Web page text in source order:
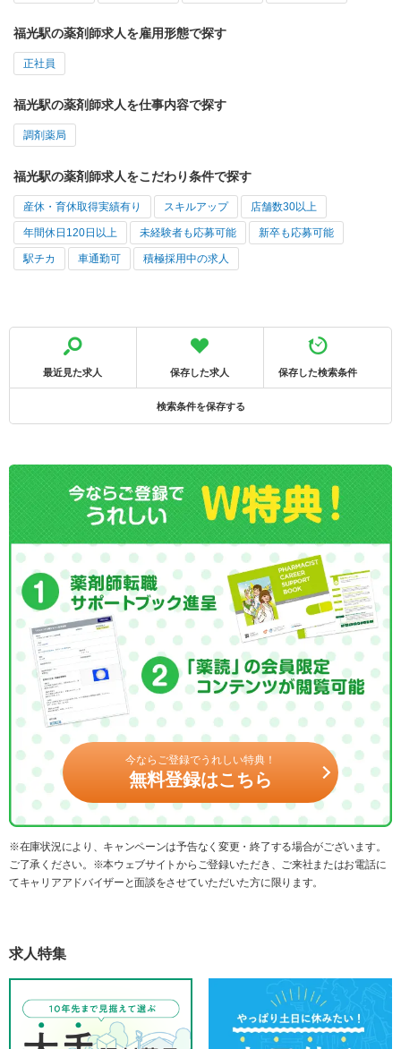
福光駅の薬剤師求人を雇用形態で探す
正社員
福光駅の薬剤師求人を仕事内容で探す
調剤薬局
福光駅の薬剤師求人をこだわり条件で探す
産休・育休取得実績有り スキルアップ 店舗数30以上
年間休日120日以上 未経験者も応募可能 新卒も応募可能
駅チカ 車通勤可 積極採用中の求人
最近見た求人 保存した求人 保存した検索条件
検索条件を保存する
今ならご登録でうれしい特典！
無料登録はこちら
※在庫状況により、キャンペーンは予告なく変更・終了する場合がございます。
ご了承ください。※本ウェブサイトからご登録いただき、ご来社またはお電話に
てキャリアアドバイザーと面談をさせていただいた方に限ります。
求人特集